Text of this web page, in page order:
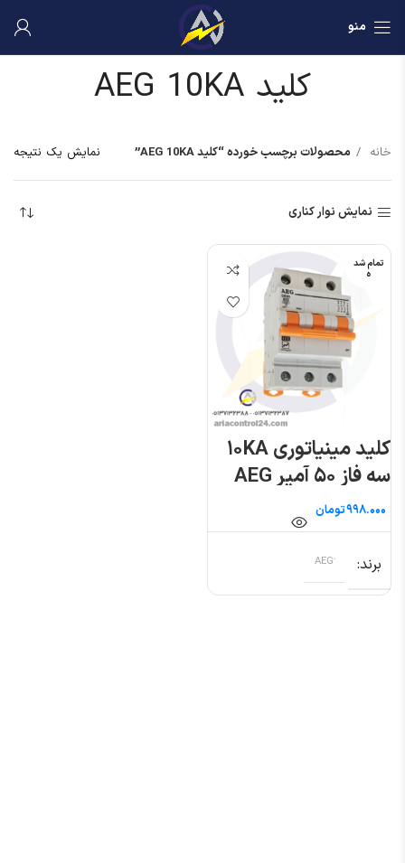
منو
کلید AEG 10KA
خانه محصولات برچسب خورده “کلید AEG 10KA” نمایش یک نتیجه
نمایش نوار کناری
تمام شد
ه
کلید مینیاتوری ۱۰KA
سه فاز ۵۰ آمپر AEG
تومان
برند